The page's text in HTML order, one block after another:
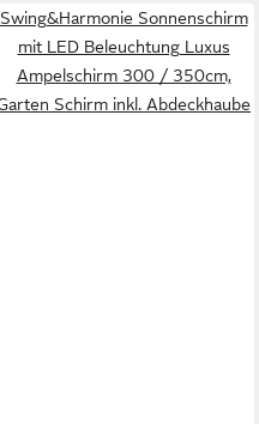
Swing&Harmonie Sonnenschirm
mit LED Beleuchtung Luxus
Ampelschirm 300 / 350cm,
Schirm inkl. Abdeckhaube